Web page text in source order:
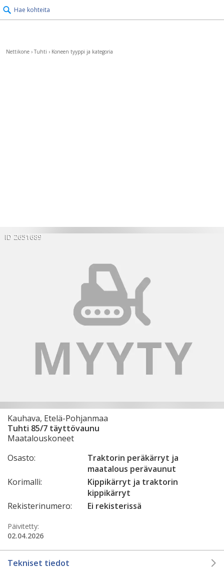
Hae kohteita
Nettikone › Tuhti › Koneen tyyppi ja kategoria
ID 2651689
Kauhava, Etelä-Pohjanmaa
Tuhti 85/7 täyttövaunu
Maatalouskoneet
Osasto:
Traktorin peräkärryt ja
maatalous perävaunut
Korimalli:
Kippikärryt ja traktorin
kippikärryt
Rekisterinumero:
Ei rekisterissä
Päivitetty:
02.04.2026
Tekniset tiedot